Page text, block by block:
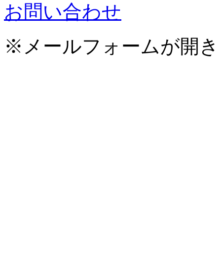
お問い合わせ
※メールフォームが開